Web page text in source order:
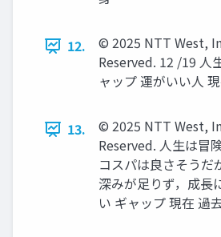
12.
© 2025 NTT West,
Reserved. 12 /19 人
ャップ 運がいい人
13.
© 2025 NTT West,
Reserved. 人生は冒
コスパは良さそうだ
深みが足りず，成長
い ギャップ 現在 過